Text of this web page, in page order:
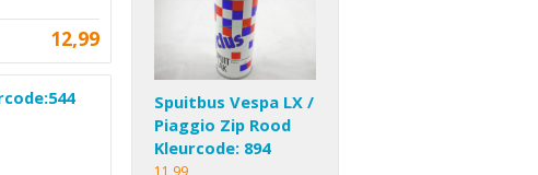
12,99
Spuitbus Vespa LX /
Piaggio Zip Rood
Kleurcode: 894
11,99